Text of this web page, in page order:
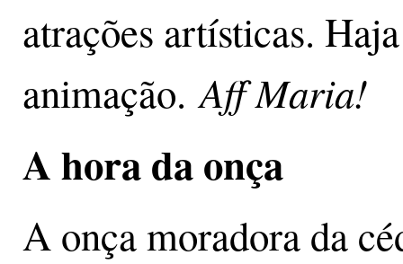
atrações artísticas.
animação.Aff Maria!
A hora da onça
A onça moradora da